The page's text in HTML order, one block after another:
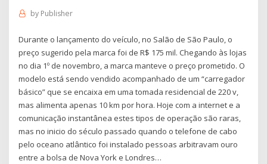
by Publisher
Durante o lançamento do veículo, no Salão de São Paulo, o
preço sugerido pela marca foi de R$ 175 mil. Chegando às lojas
no dia 1º de novembro, a marca manteve o preço prometido. O
modelo está sendo vendido acompanhado de um “carregador
básico” que se encaixa em uma tomada residencial de 220 v,
mas alimenta apenas 10 km por hora. Hoje com a internet e a
comunicação instantânea estes tipos de operação são raras,
mas no inicio do século passado quando o telefone de cabo
pelo oceano atlântico foi instalado pessoas arbitravam ouro
entre a bolsa de Nova York e Londres…